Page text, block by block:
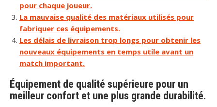
pour chaque joueur.
La mauvaise qualité des matériaux utilisés pour
fabriquer ces équipements.
Les délais de livraison trop longs pour obtenir les
nouveaux équipements en temps utile avant un
match important.
Équipement de qualité supérieure pour un
meilleur confort et une plus grande durabilité.